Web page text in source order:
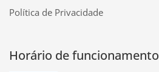
Política de Privacidade
Horário de funcionamento